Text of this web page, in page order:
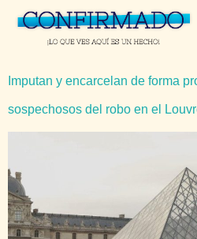
Imputan y encarcelan de forma
sospechosos del robo en el